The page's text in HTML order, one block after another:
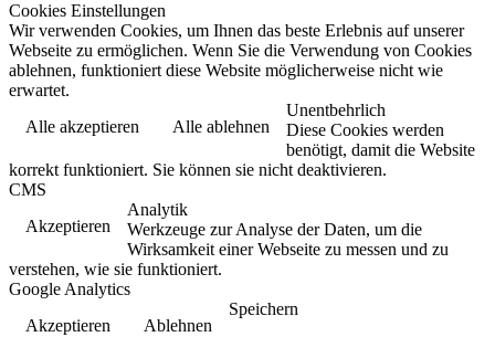
Cookies Einstellungen
Wir verwenden Cookies, um Ihnen das beste Erlebnis auf unserer
Webseite zu ermöglichen. Wenn Sie die Verwendung von Cookies
ablehnen, funktioniert diese Website möglicherweise nicht wie
erwartet.
Alle akzeptieren
Alle ablehnen
Unentbehrlich
Diese Cookies werden
benötigt, damit die Website
korrekt funktioniert. Sie können sie nicht deaktivieren.
CMS
Akzeptieren
Analytik
Werkzeuge zur Analyse der Daten, um die
Wirksamkeit einer Webseite zu messen und zu
verstehen, wie sie funktioniert.
Google Analytics
Akzeptieren
Ablehnen
Speichern